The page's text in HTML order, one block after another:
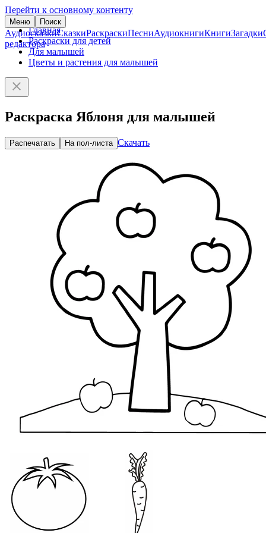
Перейти к основному контенту
Меню Поиск
АудиосказкиСказкиРаскраскиПесниАудиокнигиКнигиЗагадки
редактора
Главная
Раскраски для детей
Для малышей
Цветы и растения для малышей
Раскраска Яблоня для малышей
Распечатать На пол-листа Скачать